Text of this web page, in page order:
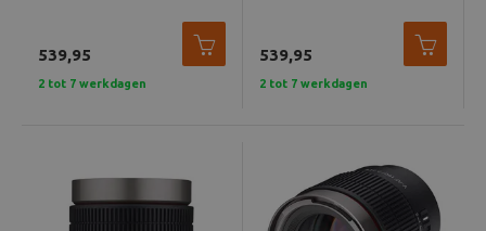
539,95
2 tot 7 werkdagen
539,95
2 tot 7 werkdagen